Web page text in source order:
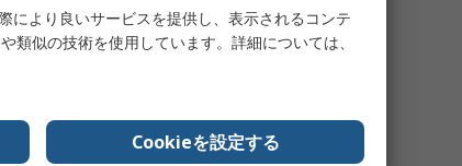
により良いサービスを提供し、表示されるコンテ
類似の技術を使用しています。詳細については、
Cookieを設定する